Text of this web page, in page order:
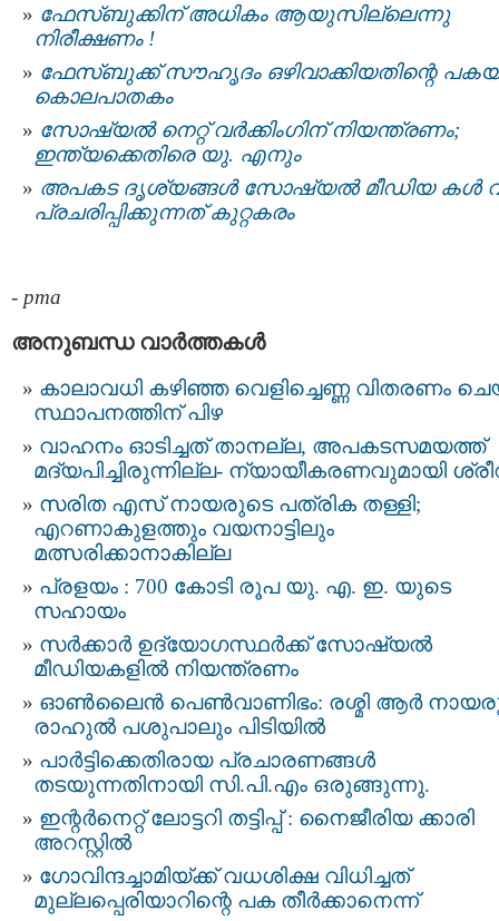
ഫേസ്‌ബുക്കിന് അധികം ആയുസില്ലെന്നു
നിരീക്ഷണം !
ഫേസ്ബുക്ക് സൗഹൃദം ഒഴിവാക്കിയതിന്റെ
കൊലപാതകം
സോഷ്യല്‍ നെറ്റ് വര്‍ക്കിംഗിന് നിയന്ത്രണം;
ഇന്ത്യക്കെതിരെ യു. എനും
അപകട ദൃശ്യങ്ങൾ സോഷ്യൽ മീഡിയ കൾ
പ്രചരിപ്പിക്കുന്നത് കുറ്റകരം
- pma
അനുബന്ധ വാര്‍ത്തകള്‍
കാലാവധി കഴിഞ്ഞ വെളിച്ചെണ്ണ വിതരണം
സ്ഥാപനത്തിന് പിഴ
വാഹനം ഓടിച്ചത് താനല്ല, അപകടസമയത്ത്
മദ്യപിച്ചിരുന്നില്ല- ന്യായീകരണവുമായി
സരിത എസ് നായരുടെ പത്രിക തള്ളി;
എറണാകുളത്തും വയനാട്ടിലും
മത്സരിക്കാനാകില്ല
പ്രളയം : 700 കോടി രൂപ യു. എ. ഇ. യുടെ
സഹായം
സര്‍ക്കാര്‍ ഉദ്യോഗസ്ഥര്‍ക്ക് സോഷ്യല്‍
മീഡിയകളില്‍ നിയന്ത്രണം
ഓണ്‍ലൈന്‍ പെണ്‍‌വാണിഭം: രശ്മി ആര്‍
രാഹുല്‍ പശുപാലും പിടിയില്‍
പാര്‍ട്ടിക്കെതിരായ പ്രചാരണങ്ങള്‍
തടയുന്നതിനായി സി.പി.എം ഒരുങ്ങുന്നു.
ഇന്റര്‍നെറ്റ് ലോട്ടറി തട്ടിപ്പ് : നൈജീരിയ ക്കാരി
അറസ്റ്റില്‍
ഗോവിന്ദച്ചാമിയ്ക്ക് വധശിക്ഷ വിധിച്ചത്‌
മുല്ലപ്പെരിയാറിന്റെ പക തീര്‍ക്കാനെന്ന്